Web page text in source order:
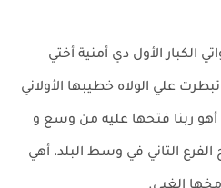
الكبار الأول دي أمنية أختي
علي الولاه خطيبها الأولاني
ربنا فتحها عليه من وسع و
التاني في وسط البلد، أهي